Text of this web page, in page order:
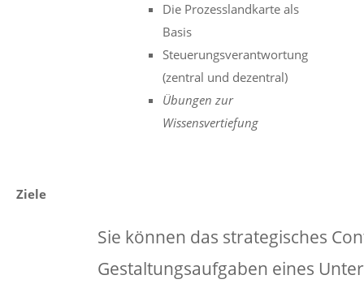
Die Prozesslandkarte als
Basis
Steuerungsverantwortung
(zentral und dezentral)
Übungen zur
Wissensvertiefung
Ziele
Sie können das strategisches
Gestaltungsaufgaben eines